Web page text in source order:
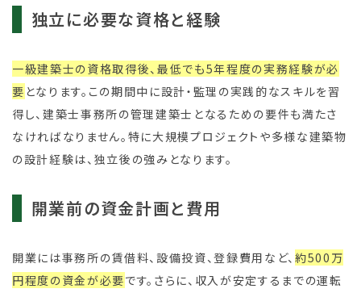
独立に必要な資格と経験
一級建築士の資格取得後、最低でも5年程度の実務経験が必
要 となります。この期間中に設計・監理の実践的なスキルを習
得し、建築士事務所の管理建築士となるための要件も満たさ
なければなりません。特に大規模プロジェクトや多様な建築物
の設計経験は、独立後の強みとなります。
開業前の資金計画と費用
開業には事務所の賃借料、設備投資、登録費用など、約500万
円程度の資金が必要です。さらに、収入が安定するまでの運転